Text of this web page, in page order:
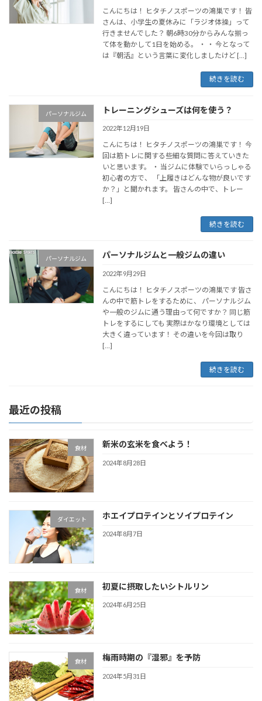
こんにちは！ ヒタチノスポーツの鴻巣です！ 皆
さんは、小学生の夏休みに「ラジオ体操」って
行きませんでした？ 朝6時30分からみんな揃っ
て体を動かして1日を始める。 ・ ・ 今となって
は『朝活』という言葉に変化しましたけど […]
続きを読む
パーソナルジム トレーニングシューズは何を使う？
2022年12月19日
こんにちは！ ヒタチノスポーツの鴻巣です！ 今
回は筋トレに関する些細な質問に答えていきた
いと思います。 ・ 当ジムに体験でいらっしゃる
初心者の方で、 「上履きはどんな物が良いです
か？」と聞かれます。 皆さんの中で、トレー
[…]
続きを読む
パーソナルジム パーソナルジムと一般ジムの違い
2022年9月29日
こんにちは！ ヒタチノスポーツの鴻巣です 皆さ
んの中で筋トレをするために、 パーソナルジム
や一般のジムに通う理由って何ですか？ 同じ筋
トレをするにしても 実際はかなり環境としては
大きく違っています！ その違いを今回は取り
[…]
続きを読む
最近の投稿
食材 新米の玄米を食べよう！
2024年8月28日
ダイエット ホエイプロテインとソイプロテイン
2024年8月7日
食材 初夏に摂取したいシトルリン
2024年6月25日
食材 梅雨時期の『湿邪』を予防
2024年5月31日